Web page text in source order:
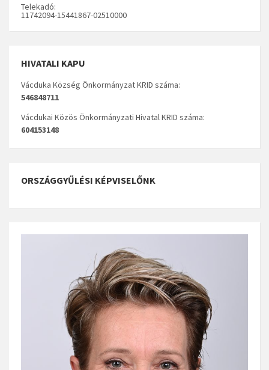
Telekadó:
11742094-15441867-02510000
HIVATALI KAPU
Vácduka Község Önkormányzat KRID száma:
546848711
Vácdukai Közös Önkormányzati Hivatal KRID száma:
604153148
ORSZÁGGYŰLÉSI KÉPVISELŐNK